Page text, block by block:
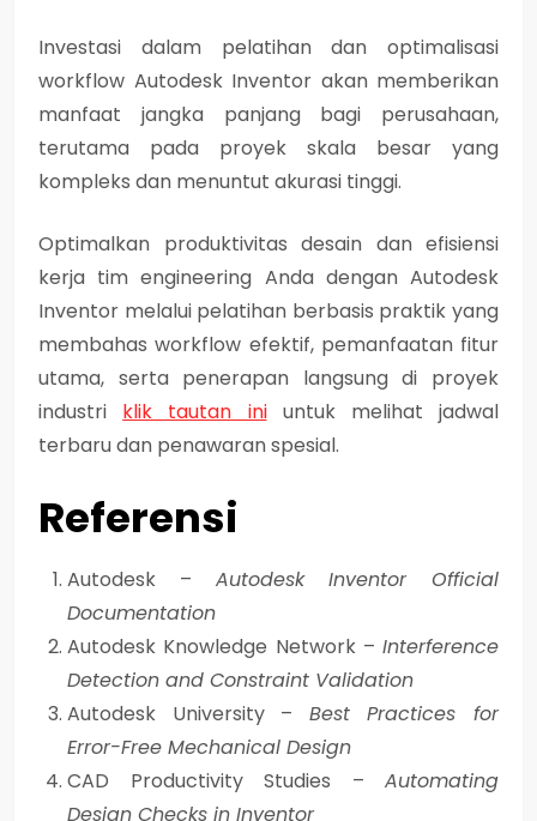
Investasi dalam pelatihan dan optimalisasi
workflow Autodesk Inventor akan memberikan
manfaat jangka panjang bagi perusahaan,
terutama pada proyek skala besar yang
kompleks dan menuntut akurasi tinggi.
Optimalkan produktivitas desain dan efisiensi
kerja tim engineering Anda dengan Autodesk
Inventor melalui pelatihan berbasis praktik yang
membahas workflow efektif, pemanfaatan fitur
utama, serta penerapan langsung di proyek
industri klik tautan iniuntuk melihat jadwal
terbaru dan penawaran spesial.
Referensi
Autodesk – Autodesk Inventor Official
Documentation
Autodesk Knowledge Network – Interference
Detection and Constraint Validation
Autodesk University – Best Practices for
Error-Free Mechanical Design
CAD Productivity Studies – Automating
Design Checks in Inventor